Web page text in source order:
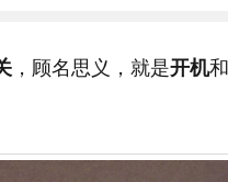
，顾名思义，就是开机和